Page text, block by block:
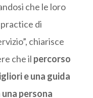
che le loro
di
chiarisce
che il percorso
e una guida
persona